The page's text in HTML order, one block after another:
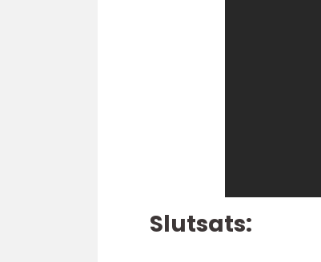
Slutsats: